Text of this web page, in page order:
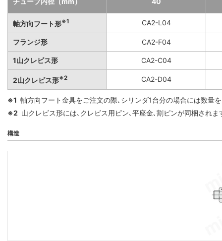
軸方向フート形※1 CA2-L04
フランジ形 CA2-F04
1山クレビス形 CA2-C04
2山クレビス形※2 CA2-D04
※1 軸方向フート金具をご注文の際､シリンダ1台分の場合には数量
※2 山クレビス形には､クレビス用ピン､平座金､割ピンが同梱されま
構造